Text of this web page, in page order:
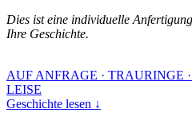
Dies ist eine individuelle
Ihre Geschichte.
AUF ANFRAGE · TRAURINGE ·
LEISE
Geschichte lesen ↓